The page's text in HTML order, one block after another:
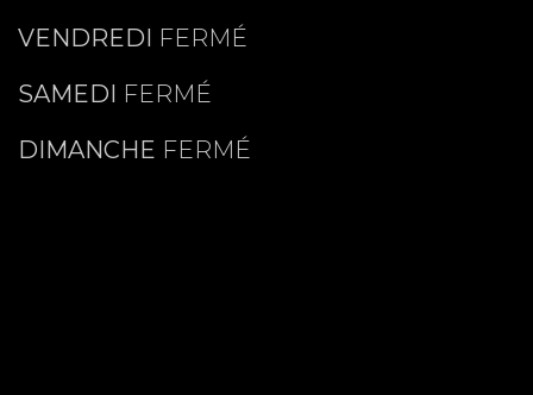
VENDREDI FERMÉ
SAMEDI FERMÉ
DIMANCHE FERMÉ